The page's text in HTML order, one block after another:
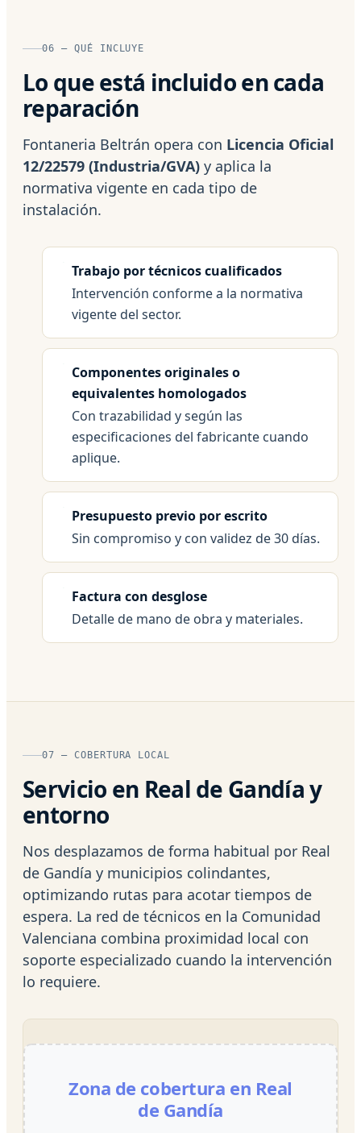
06 — QUÉ INCLUYE
Lo que está incluido en cada
reparación
Fontaneria Beltrán opera con Licencia Oficial
12/22579 (Industria/GVA) y aplica la
normativa vigente en cada tipo de
instalación.
Trabajo por técnicos cualificados
Intervención conforme a la normativa
vigente del sector.
Componentes originales o
equivalentes homologados
Con trazabilidad y según las
especificaciones del fabricante cuando
aplique.
Presupuesto previo por escrito
Sin compromiso y con validez de 30 días.
Factura con desglose
Detalle de mano de obra y materiales.
07 — COBERTURA LOCAL
Servicio en Real de Gandía y
entorno
Nos desplazamos de forma habitual por Real
de Gandía y municipios colindantes,
optimizando rutas para acotar tiempos de
espera. La red de técnicos en la Comunidad
Valenciana combina proximidad local con
soporte especializado cuando la intervención
lo requiere.
Zona de cobertura en Real
de Gandía